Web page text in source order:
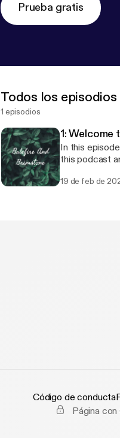
Prueba gratis
Todos los episodios
1 episodios
1:
In this
this podcast
19 de feb de
Código de conducta
Página